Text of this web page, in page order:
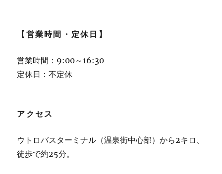
【営業時間・定休日】
営業時間：9:00～16:30
定休日：不定休
アクセス
ウトロバスターミナル（温泉街中心部）から2キロ、
徒歩で約25分。